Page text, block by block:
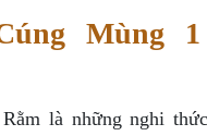
Mùng
là những nghi